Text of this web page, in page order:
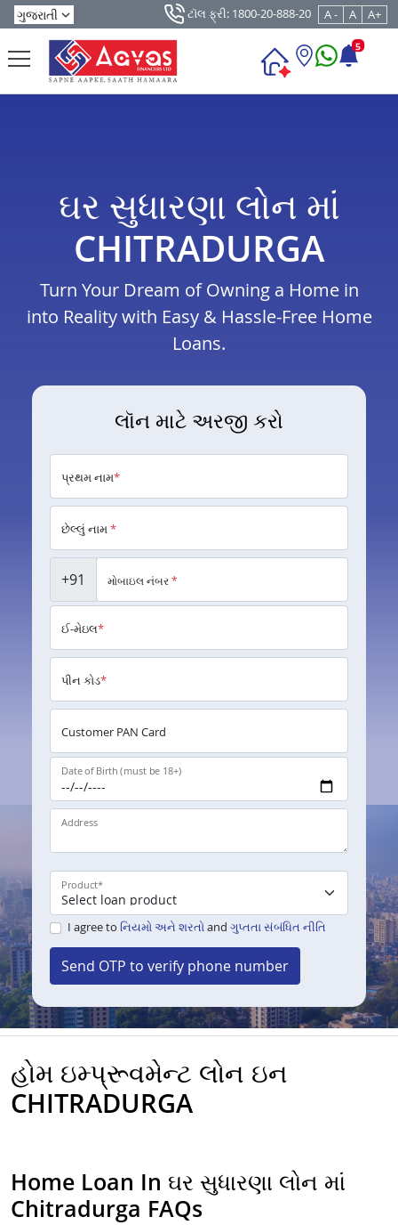
ટૉલ ફ્રી: 1800-20-888-20 A - A A+
5
ઘર સુધારણા લોન માં
CHITRADURGA
Turn Your Dream of Owning a Home in
into Reality with Easy & Hassle-Free Home
Loans.
લૉન માટે અરજી કરો
પ્રથમ નામ*
છેલ્લું નામ*
+91 મોબાઇલ નંબર*
ઈ-મેઇલ*
પીન કોડ*
Customer PAN Card
Date of Birth (must be 18+)
Address
Product*
I agree to નિયમો અને શરતોand ગુપ્તતા સંબંધિત નીતિ
Send OTP to verify phone number
હોમ ઇમ્પ્રૂવમેન્ટ લોન ઇન
CHITRADURGA
Home Loan In ઘર સુધારણા લોન માં
Chitradurga FAQs